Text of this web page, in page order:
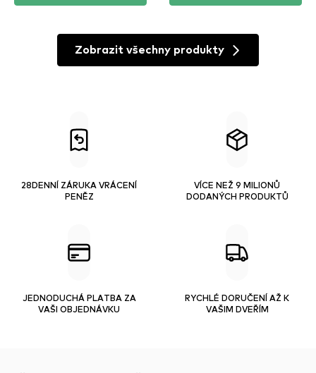
Zobrazit všechny produkty
28DENNÍ ZÁRUKA VRÁCENÍ
PENĚZ
VÍCE NEŽ 9 MILIONŮ
DODANÝCH PRODUKTŮ
JEDNODUCHÁ PLATBA ZA
VAŠI OBJEDNÁVKU
RYCHLÉ DORUČENÍ AŽ K
VAŠIM DVEŘÍM